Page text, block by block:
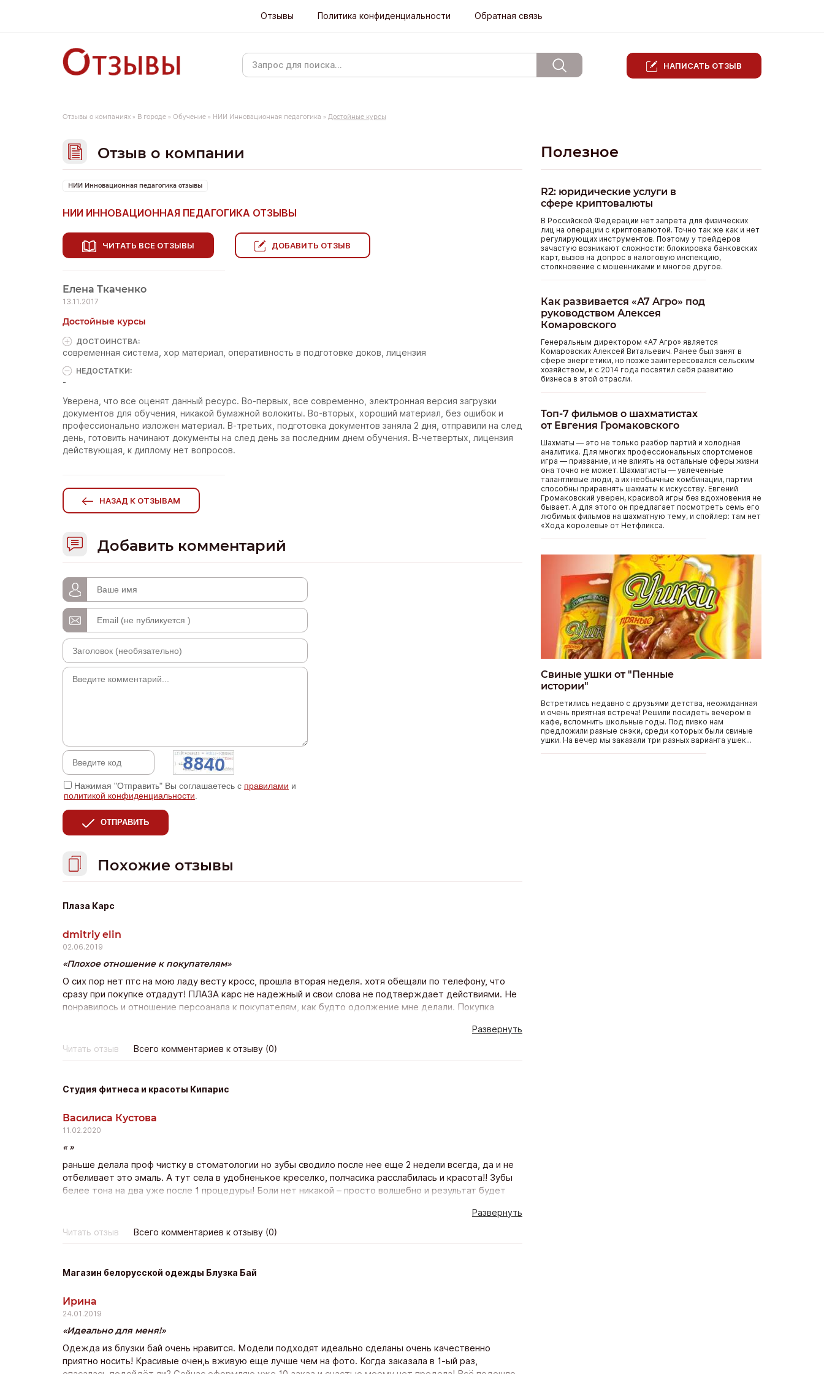
Отзывы Политика конфиденциальности Обратная связь
НАПИСАТЬ ОТЗЫВ
Отзывы о компаниях » В городе » Обучение » НИИ Инновационная педагогика » Достойные курсы
Отзыв о компании
НИИ Инновационная педагогика отзывы
НИИ ИННОВАЦИОННАЯ ПЕДАГОГИКА ОТЗЫВЫ
ЧИТАТЬ ВСЕ ОТЗЫВЫ ДОБАВИТЬ ОТЗЫВ
Елена Ткаченко
13.11.2017
Достойные курсы
ДОСТОИНCТВА:
современная система, хор материал, оперативность в подготовке доков, лицензия
НЕДОСТАТКИ:
-
Уверена, что все оценят данный ресурс. Во-первых, все современно, электронная версия загрузки
документов для обучения, никакой бумажной волокиты. Во-вторых, хороший материал, без ошибок и
профессионально изложен материал. В-третьих, подготовка документов заняла 2 дня, отправили на след
день, готовить начинают документы на след день за последним днем обучения. В-четвертых, лицензия
действующая, к диплому нет вопросов.
НАЗАД К ОТЗЫВАМ
Добавить комментарий
Нажимая "Отправить" Вы соглашаетесь с правилами и
политикой конфиденциальности
ОТПРАВИТЬ
Похожие отзывы
Плаза Карс
dmitriy elin
02.06.2019
Плохое отношение к покупателям
О сих пор нет птс на мою ладу весту кросс, прошла вторая неделя. хотя обещали по телефону, что
сразу при покупке отдадут! ПЛАЗА карс не надежный и свои слова не подтверждает действиями. Не
понравилось и отношение персоанала к покупателям, как будто одолжение мне делали. Покупка
Развернуть
Читать отзыв
Всего комментариев к отзыву (0)
Студия фитнеса и красоты Кипарис
Василиса Кустова
11.02.2020
раньше делала проф чистку в стоматологии но зубы сводило после нее еще 2 недели всегда, да и не
отбеливает это эмаль. А тут села в удобненькое креселко, полчасика расслабилась и красота!! Зубы
белее тона на два уже после 1 процедуры! Боли нет никакой – просто волшебно и результат будет
Развернуть
Читать отзыв
Всего комментариев к отзыву (0)
Магазин белорусской одежды Блузка Бай
Ирина
24.01.2019
Идеально для меня!
Одежда из блузки бай очень нравится. Модели подходят идеально сделаны очень качественно
приятно носить! Красивые очен,ь вживую еще лучше чем на фото. Когда заказала в 1-ый раз,
Полезное
R2: юридические услуги в
сфере криптовалюты
В Российской Федерации нет запрета для физических
лиц на операции с криптовалютой. Точно так же как и нет
регулирующих инструментов. Поэтому у трейдеров
зачастую возникают сложности: блокировка банковских
карт, вызов на допрос в налоговую инспекцию,
столкновение с мошенниками и многое другое.
Как развивается «А7 Агро» под
руководством Алексея
Комаровского
Генеральным директором «А7 Агро» является
Комаровских Алексей Витальевич. Ранее был занят в
сфере энергетики, но позже заинтересовался сельским
хозяйством, и с 2014 года посвятил себя развитию
бизнеса в этой отрасли.
Топ-7 фильмов о шахматистах
от Евгения Громаковского
Шахматы — это не только разбор партий и холодная
аналитика. Для многих профессиональных спортсменов
игра — призвание, и не влиять на остальные сферы жизни
она точно не может. Шахматисты — увлеченные
талантливые люди, а их необычные комбинации, партии
способны приравнять шахматы к искусству. Евгений
Громаковский уверен, красивой игры без вдохновения не
бывает. А для этого он предлагает посмотреть семь его
любимых фильмов на шахматную тему, и спойлер: там нет
«Хода королевы» от Нетфликса.
Свиные ушки от "Пенные
истории"
Встретились недавно с друзьями детства, неожиданная
и очень приятная встреча! Решили посидеть вечером в
кафе, вспомнить школьные годы. Под пивко нам
предложили разные снэки, среди которых были свиные
ушки. На вечер мы заказали три разных варианта ушек...